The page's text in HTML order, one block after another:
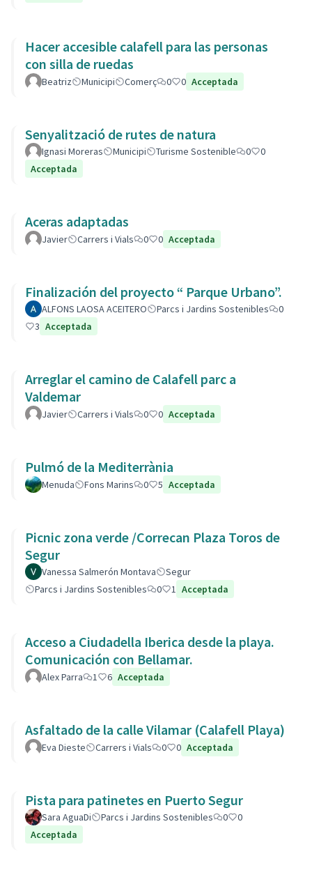
Hacer accesible calafell para las personas
con silla de ruedas
Beatriz Municipi Comerç 0 0 Acceptada
Senyalització de rutes de natura
Ignasi Moreras Municipi Turisme Sostenible 0
0
Acceptada
Aceras adaptadas
Javier Carrers i Vials 0 0 Acceptada
Finalización del proyecto “ Parque Urbano”.
ALFONS LAOSA ACEITERO Parcs i Jardins Sostenibles
0
3 Acceptada
Arreglar el camino de Calafell parc a
Valdemar
Javier Carrers i Vials 0 0 Acceptada
Pulmó de la Mediterrània
Menuda Fons Marins 0 5 Acceptada
Picnic zona verde /Correcan Plaza Toros de
Segur
Vanessa Salmerón Montava
Segur
Parcs i Jardins Sostenibles
0 1 Acceptada
Acceso a Ciudadella Iberica desde la playa.
Comunicación con Bellamar.
Alex Parra 1 6 Acceptada
Asfaltado de la calle Vilamar (Calafell Playa)
Eva Dieste Carrers i Vials 0 0 Acceptada
Pista para patinetes en Puerto Segur
Sara AguaDi Parcs i Jardins Sostenibles 0
0
Acceptada